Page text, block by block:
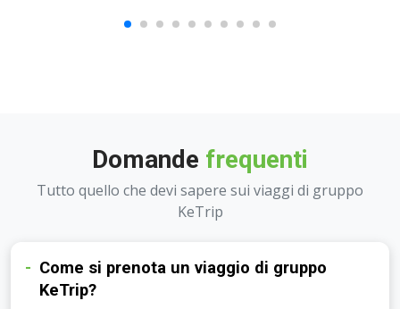
sicuramente la presenza di Fabio e di una validissima
Domande frequenti
Tutto quello che devi sapere sui viaggi di gruppo
KeTrip
Come si prenota un viaggio di gruppo
KeTrip?